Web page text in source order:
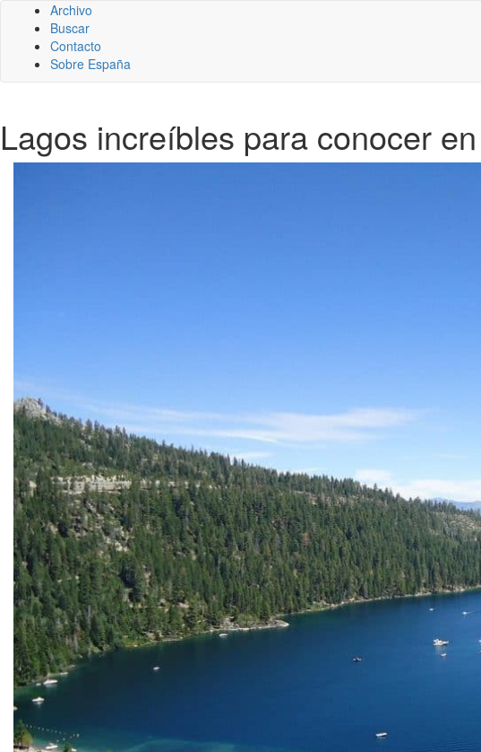
Archivo
Buscar
Contacto
Sobre España
Lagos increíbles para conocer